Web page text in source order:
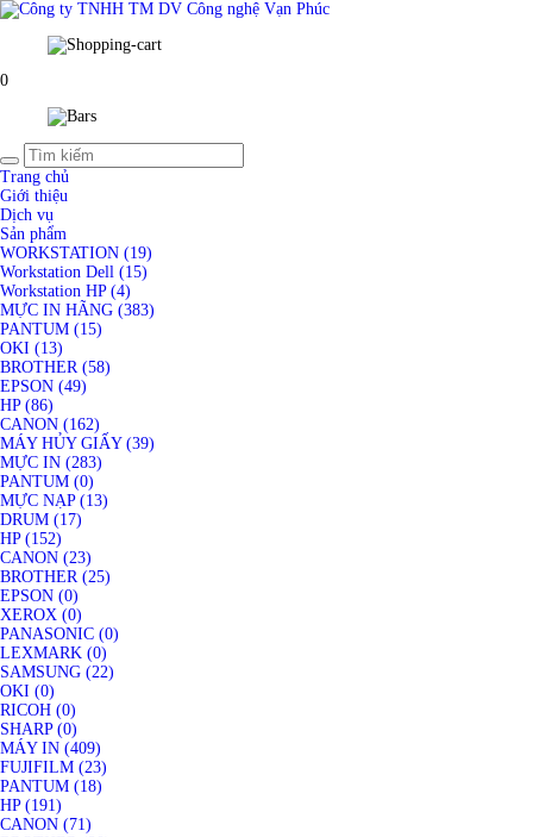
0
Trang chủ
Giới thiệu
Dịch vụ
Sản phẩm
WORKSTATION (19)
Workstation Dell (15)
Workstation HP (4)
MỰC IN HÃNG (383)
PANTUM (15)
OKI (13)
BROTHER (58)
EPSON (49)
HP (86)
CANON (162)
MÁY HỦY GIẤY (39)
MỰC IN (283)
PANTUM (0)
MỰC NẠP (13)
DRUM (17)
HP (152)
CANON (23)
BROTHER (25)
EPSON (0)
XEROX (0)
PANASONIC (0)
LEXMARK (0)
SAMSUNG (22)
OKI (0)
RICOH (0)
SHARP (0)
MÁY IN (409)
FUJIFILM (23)
PANTUM (18)
HP (191)
CANON (71)